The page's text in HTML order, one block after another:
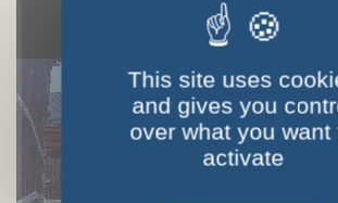
This site uses
and gives you
over what you want
activate